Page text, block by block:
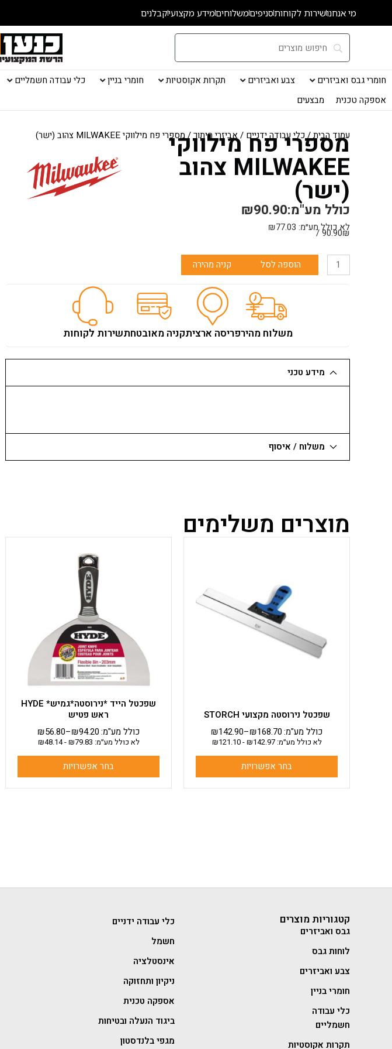
מי אנחנושירות לקוחותסניפיםמשלוחיםמידע מקצועיקבלנים
חומרי גבס ואביזרים צבע ואביזרים תקרות אקוסטיות חומרי בניין כלי עבודה חשמליים
אספקה טכנית
מבצעים
עמוד הבית/כלי עבודה ידניים /אביזרי חיתוך/ מספרי פח מילווקי MILWAKEE צהוב (ישר)מספרי פח מילווקי
MILWAKEE צהוב
(ישר)
₪90.90כולל מע"מ:
לא כולל מע״מ: ₪77.03
90.90₪ /
כמות
הוספה לסל קניה מהירה
משלוח מהירפריסה ארציתקניה מאובטחתשירות לקוחות
מידע טכני
משלוח / איסוף
מוצרים משלימים
שפכטל נירוסטה מקצועי STORCH
₪142.90–₪168.70כולל מע"מ:
לא כולל מע״מ: ₪142.97
-
₪121.10
בחר אפשרויות
סוגים.
ניתן
לבחור
שפכטל הייד *נירוסטה*גמיש* HYDE
ראש פטיש
₪56.80–₪94.20כולל מע"מ:
לא כולל מע״מ: ₪79.83
-
₪48.14
בחר אפשרויות
זה
יש
מספר
סוגים.
ניתן
לבחור
את
האפשרויות
בעמוד
המוצר
קטגוריות מוצרים
גבס ואביזרים
לוחות גבס
צבע ואביזרים
חומרי בניין
כלי עבודה
חשמליים
תקרות אקוסטיות
כלי עבודה ידניים
חשמל
אינסטלציה
ניקיון ותחזוקה
אספקה טכנית
ביגוד הנעלה ובטיחות
מגפי בלנדסטון